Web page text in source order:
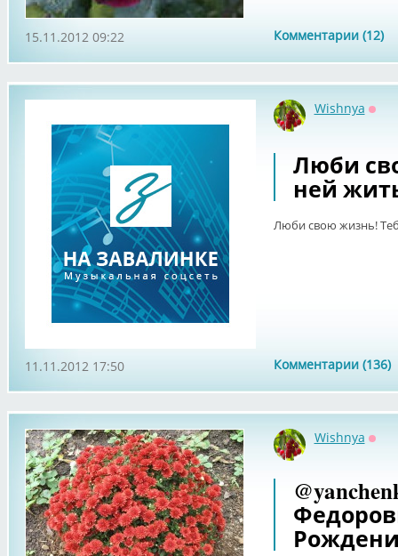
Комментарии (12)
15.11.2012 09:22
Wishnya
Люби
ней
Люби свою жизнь!
Комментарии (136)
11.11.2012 17:50
Wishnya